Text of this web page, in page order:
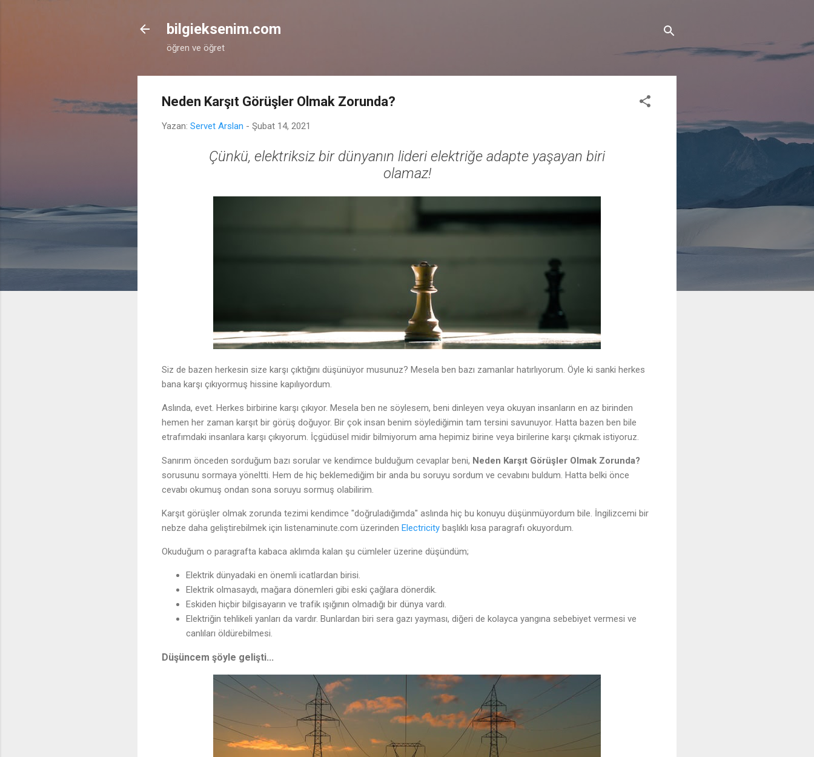
bilgieksenim.com
öğren ve öğret
Neden Karşıt Görüşler Olmak Zorunda?
Yazan: Servet Arslan - Şubat 14, 2021
Çünkü, elektriksiz bir dünyanın lideri elektriğe adapte yaşayan biri
olamaz!
Siz de bazen herkesin size karşı çıktığını düşünüyor musunuz? Mesela ben bazı zamanlar hatırlıyorum. Öyle ki sanki herkes
bana karşı çıkıyormuş hissine kapılıyordum.
Aslında, evet. Herkes birbirine karşı çıkıyor. Mesela ben ne söylesem, beni dinleyen veya okuyan insanların en az birinden
hemen her zaman karşıt bir görüş doğuyor. Bir çok insan benim söylediğimin tam tersini savunuyor. Hatta bazen ben bile
etrafımdaki insanlara karşı çıkıyorum. İçgüdüsel midir bilmiyorum ama hepimiz birine veya birilerine karşı çıkmak istiyoruz.
Sanırım önceden sorduğum bazı sorular ve kendimce bulduğum cevaplar beni, Neden Karşıt Görüşler Olmak Zorunda?
sorusunu sormaya yöneltti. Hem de hiç beklemediğim bir anda bu soruyu sordum ve cevabını buldum. Hatta belki önce
cevabı okumuş ondan sona soruyu sormuş olabilirim.
Karşıt görüşler olmak zorunda tezimi kendimce "doğruladığımda" aslında hiç bu konuyu düşünmüyordum bile. İngilizcemi bir
nebze daha geliştirebilmek için listenaminute.com üzerinden Electricity başlıklı kısa paragrafı okuyordum.
Okuduğum o paragrafta kabaca aklımda kalan şu cümleler üzerine düşündüm;
Elektrik dünyadaki en önemli icatlardan birisi.
Elektrik olmasaydı, mağara dönemleri gibi eski çağlara dönerdik.
Eskiden hiçbir bilgisayarın ve trafik ışığının olmadığı bir dünya vardı.
Elektriğin tehlikeli yanları da vardır. Bunlardan biri sera gazı yayması, diğeri de kolayca yangına sebebiyet vermesi ve
canlıları öldürebilmesi.
Düşüncem şöyle gelişti...